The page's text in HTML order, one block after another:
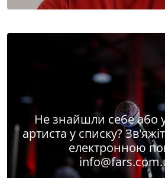
Не знайшли себе або
артиста у списку?
електронною